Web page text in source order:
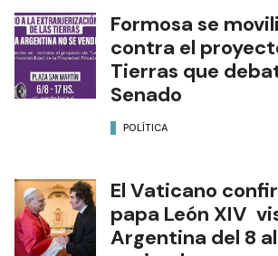
Formosa se
contra el
Tierras que
Senado
POLÍTICA
El Vaticano
papa León XIV
Argentina del 8 al